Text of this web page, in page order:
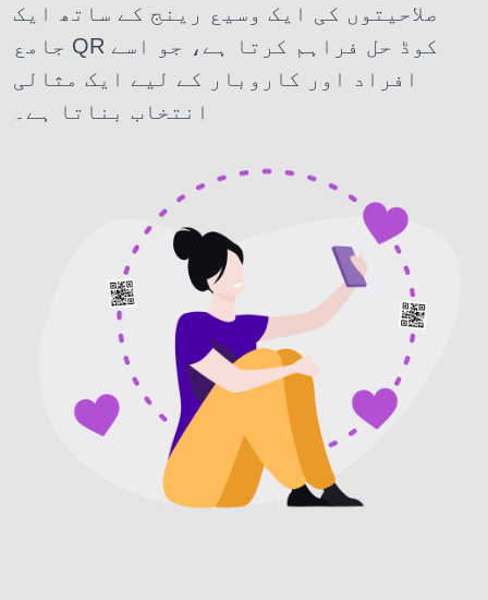
صلاحیتوں کی ایک وسیع رینج کے ساتھ ایک
جامع QR کوڈ حل فراہم کرتا ہے، جو اسے
افراد اور کاروبار کے لیے ایک مثالی
انتخاب بناتا ہے۔